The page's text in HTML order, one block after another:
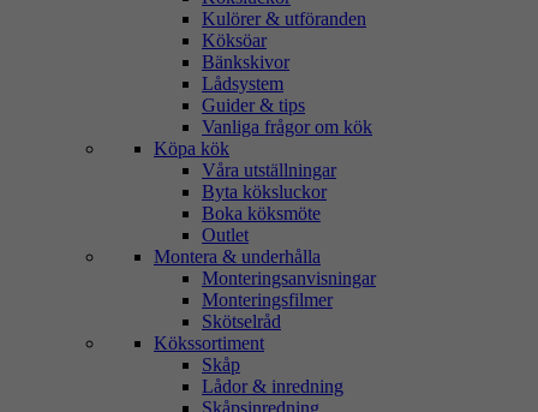
Kulörer & utföranden
Köksöar
Bänkskivor
Lådsystem
Guider & tips
Vanliga frågor om kök
Köpa kök
Våra utställningar
Byta köksluckor
Boka köksmöte
Outlet
Montera & underhålla
Monteringsanvisningar
Monteringsfilmer
Skötselråd
Kökssortiment
Skåp
Lådor & inredning
Skåpsinredning